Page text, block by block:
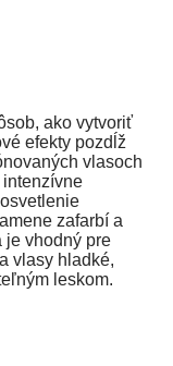
ako vytvoriť
efekty pozdĺž
vlasoch
zafarbí a
je vhodný pre
vlasy hladké,
leskom.